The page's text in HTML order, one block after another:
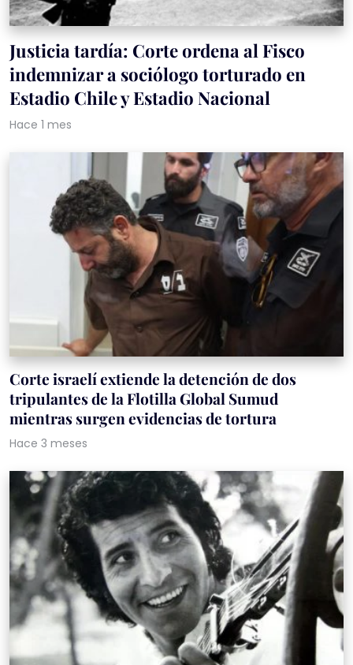
Justicia tardía: Corte ordena al Fisco
indemnizar a sociólogo torturado en
Estadio Chile y Estadio Nacional
Hace 1 mes
Corte israelí extiende la detención de dos
tripulantes de la Flotilla Global Sumud
mientras surgen evidencias de tortura
Hace 3 meses